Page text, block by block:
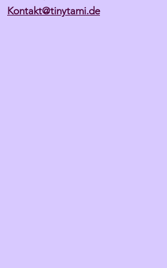
Kontakt@tinytami.de